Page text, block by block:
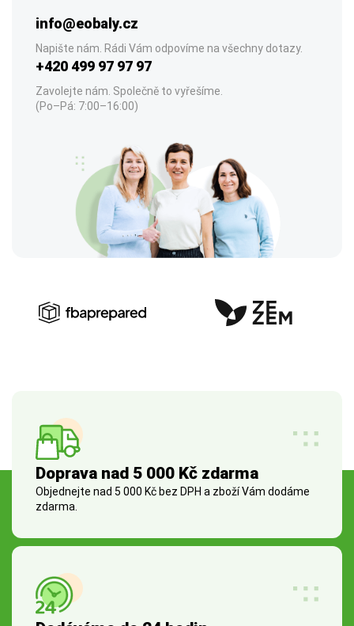
info@eobaly.cz
Napište nám. Rádi Vám odpovíme na všechny dotazy.
+420 499 97 97 97
Zavolejte nám. Společně to vyřešíme.
(Po–Pá: 7:00–16:00)
Doprava nad 5 000 Kč zdarma
Objednejte nad 5 000 Kč bez DPH a zboží Vám dodáme
zdarma.